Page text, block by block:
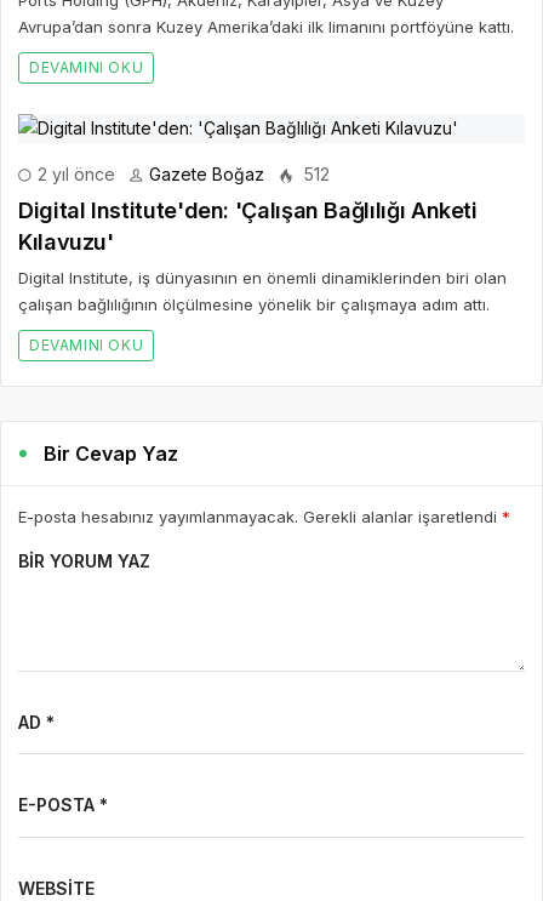
Avrupa’dan sonra Kuzey Amerika’daki ilk limanını portföyüne kattı.
DEVAMINI OKU
2 yıl önce Gazete Boğaz 512
Digital Institute'den: 'Çalışan Bağlılığı Anketi
Kılavuzu'
Digital Institute, iş dünyasının en önemli dinamiklerinden biri olan
çalışan bağlılığının ölçülmesine yönelik bir çalışmaya adım attı.
DEVAMINI OKU
Bir Cevap Yaz
E-posta hesabınız yayımlanmayacak. Gerekli alanlar işaretlendi *
BIR YORUM YAZ
AD *
E-POSTA *
WEBSITE